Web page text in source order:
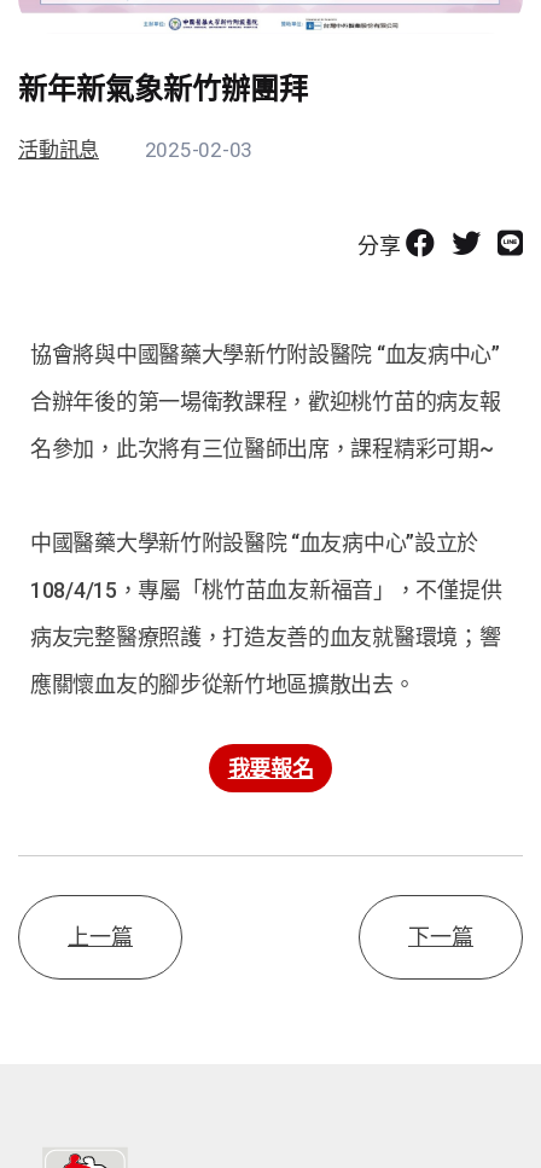
新年新氣象新竹辦團拜
活動訊息 2025-02-03
分享
協會將與中國醫藥大學新竹附設醫院 “血友病中心”
合辦年後的第一場衛教課程，歡迎桃竹苗的病友報
名參加，此次將有三位醫師出席，課程精彩可期~
中國醫藥大學新竹附設醫院 “血友病中心”設立於
108/4/15，專屬「桃竹苗血友新福音」，不僅提供
病友完整醫療照護，打造友善的血友就醫環境；響
應關懷血友的腳步從新竹地區擴散出去。
我要報名
上一篇 下一篇